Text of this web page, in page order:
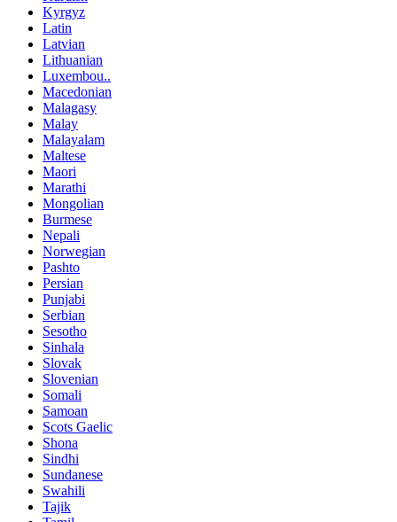
Kyrgyz
Latin
Latvian
Lithuanian
Luxembou..
Macedonian
Malagasy
Malay
Malayalam
Maltese
Maori
Marathi
Mongolian
Burmese
Nepali
Norwegian
Pashto
Persian
Punjabi
Serbian
Sesotho
Sinhala
Slovak
Slovenian
Somali
Samoan
Scots Gaelic
Shona
Sindhi
Sundanese
Swahili
Tajik